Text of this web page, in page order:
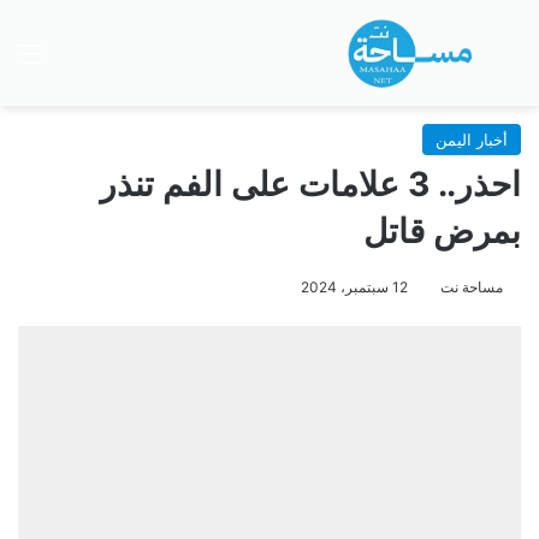
بحث عن
أخبار اليمن
احذر.. 3 علامات على الفم تنذر
بمرض قاتل
مساحة نت 12 سبتمبر، 2024